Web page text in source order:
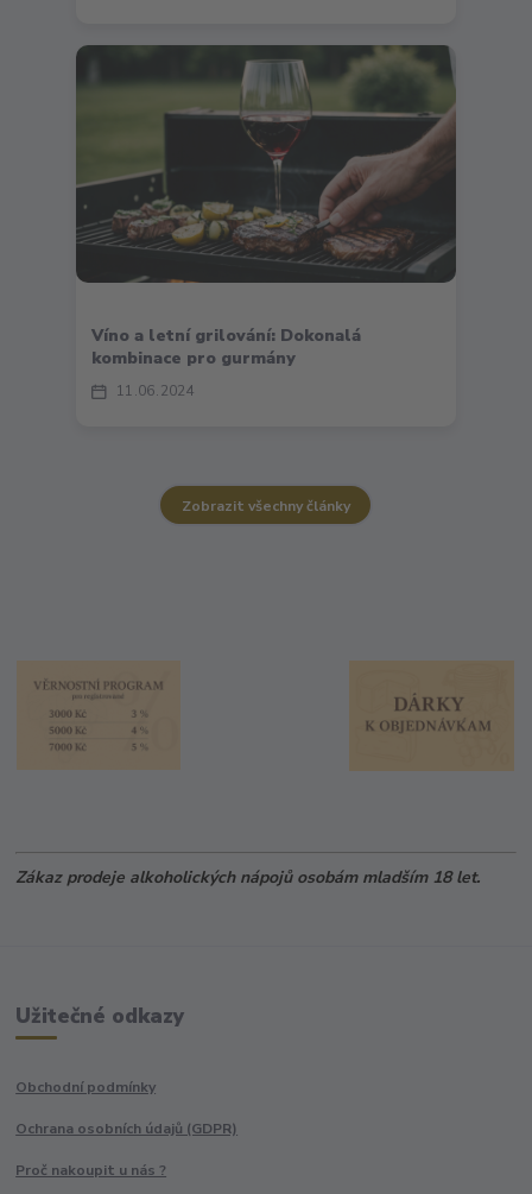
11 06 2024
Víno a letní grilování: Dokonalá
kombinace pro gurmány
Zobrazit všechny články
Zákaz prodeje alkoholických nápojů osobám mladším 18 let.
Užitečné odkazy
Obchodní podmínky
Ochrana osobních údajů (GDPR)
Proč nakoupit u nás ?